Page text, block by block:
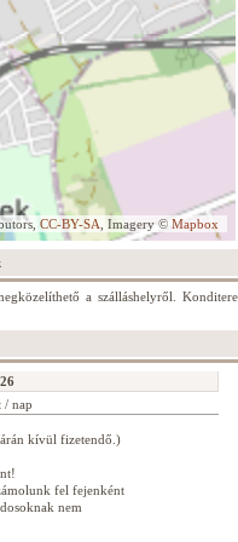
CC-BY-SA , Imagery © Mapbox
a szálláshelyről.
/ nap
kívül fizetendő.)
fel fejenként
nem